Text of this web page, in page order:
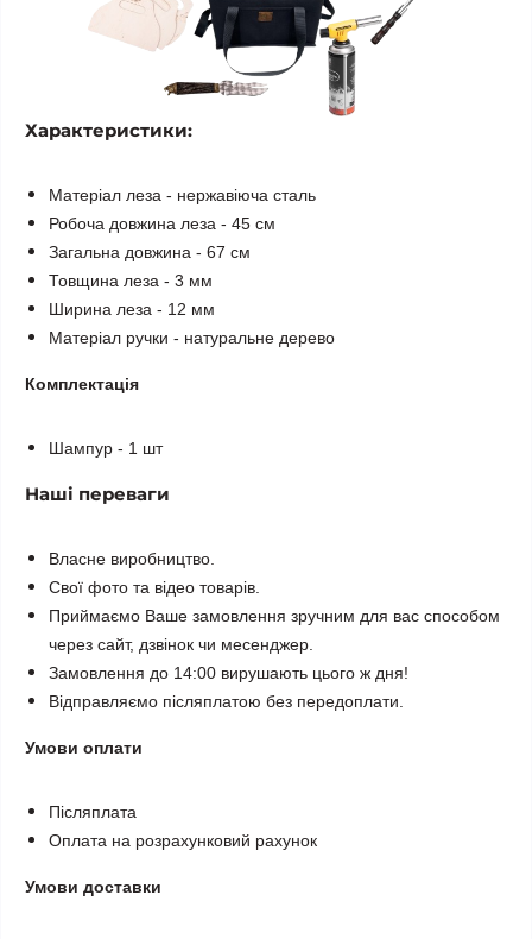
Характеристики:
Матеріал леза - нержавіюча сталь
Робоча довжина леза - 45 см
Загальна довжина - 67 см
Товщина леза - 3 мм
Ширина леза - 12 мм
Матеріал ручки - натуральне дерево
Комплектація
Шампур - 1 шт
Наші переваги
Власне виробництво.
Свої фото та відео товарів.
Приймаємо Ваше замовлення зручним для вас способом
через сайт, дзвінок чи месенджер.
Замовлення до 14:00 вирушають цього ж дня!
Відправляємо післяплатою без передоплати.
Умови оплати
Післяплата
Оплата на розрахунковий рахунок
Умови доставки